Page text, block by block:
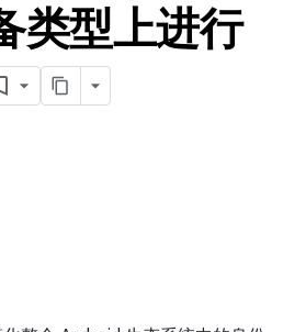
类型上进行